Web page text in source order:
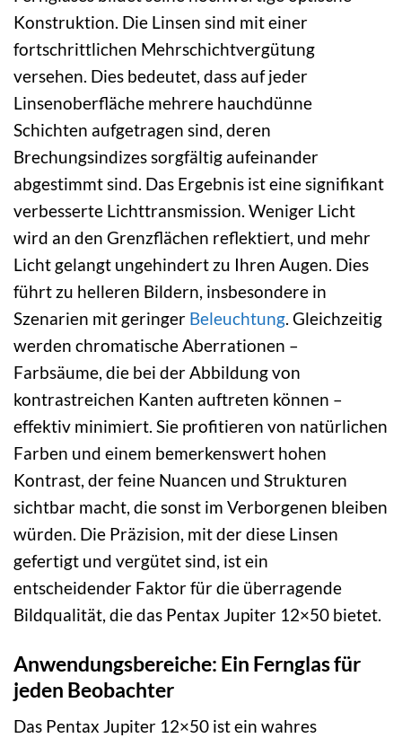
Konstruktion. Die Linsen sind mit einer
fortschrittlichen Mehrschichtvergütung
versehen. Dies bedeutet, dass auf jeder
Linsenoberfläche mehrere hauchdünne
Schichten aufgetragen sind, deren
Brechungsindizes sorgfältig aufeinander
abgestimmt sind. Das Ergebnis ist eine signifikant
verbesserte Lichttransmission. Weniger Licht
wird an den Grenzflächen reflektiert, und mehr
Licht gelangt ungehindert zu Ihren Augen. Dies
führt zu helleren Bildern, insbesondere in
Szenarien mit geringer Beleuchtung. Gleichzeitig
werden chromatische Aberrationen –
Farbsäume, die bei der Abbildung von
kontrastreichen Kanten auftreten können –
effektiv minimiert. Sie profitieren von natürlichen
Farben und einem bemerkenswert hohen
Kontrast, der feine Nuancen und Strukturen
sichtbar macht, die sonst im Verborgenen bleiben
würden. Die Präzision, mit der diese Linsen
gefertigt und vergütet sind, ist ein
entscheidender Faktor für die überragende
Bildqualität, die das Pentax Jupiter 12×50 bietet.
Anwendungsbereiche: Ein Fernglas für
jeden Beobachter
Das Pentax Jupiter 12×50 ist ein wahres